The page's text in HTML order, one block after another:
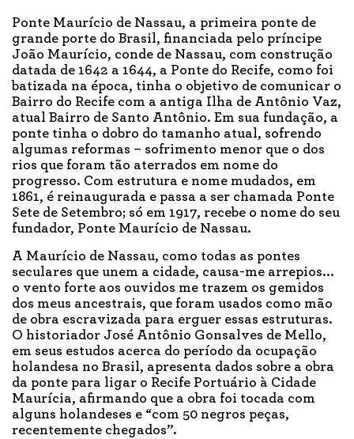
Ponte Maurício de Nassau, a primeira ponte de
grande porte do Brasil, financiada pelo príncipe
João Maurício, conde de Nassau, com construção
datada de 1642 a 1644, a Ponte do Recife, como foi
batizada na época, tinha o objetivo de comunicar o
Bairro do Recife com a antiga Ilha de Antônio Vaz,
atual Bairro de Santo Antônio. Em sua fundação, a
ponte tinha o dobro do tamanho atual, sofrendo
algumas reformas – sofrimento menor que o dos
rios que foram tão aterrados em nome do
progresso. Com estrutura e nome mudados, em
1861, é reinaugurada e passa a ser chamada Ponte
Sete de Setembro; só em 1917, recebe o nome do seu
fundador, Ponte Maurício de Nassau.
A Maurício de Nassau, como todas as pontes
seculares que unem a cidade, causa-me arrepios...
o vento forte aos ouvidos me trazem os gemidos
dos meus ancestrais, que foram usados como mão
de obra escravizada para erguer essas estruturas.
O historiador José Antônio Gonsalves de Mello,
em seus estudos acerca do período da ocupação
holandesa no Brasil, apresenta dados sobre a obra
da ponte para ligar o Recife Portuário à Cidade
Maurícia, afirmando que a obra foi tocada com
alguns holandeses e “com 50 negros peças,
recentemente chegados”.